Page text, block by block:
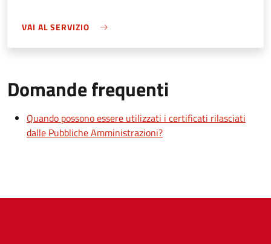
VAI AL SERVIZIO
Domande frequenti
Quando possono essere utilizzati i certificati rilasciati
dalle Pubbliche Amministrazioni?